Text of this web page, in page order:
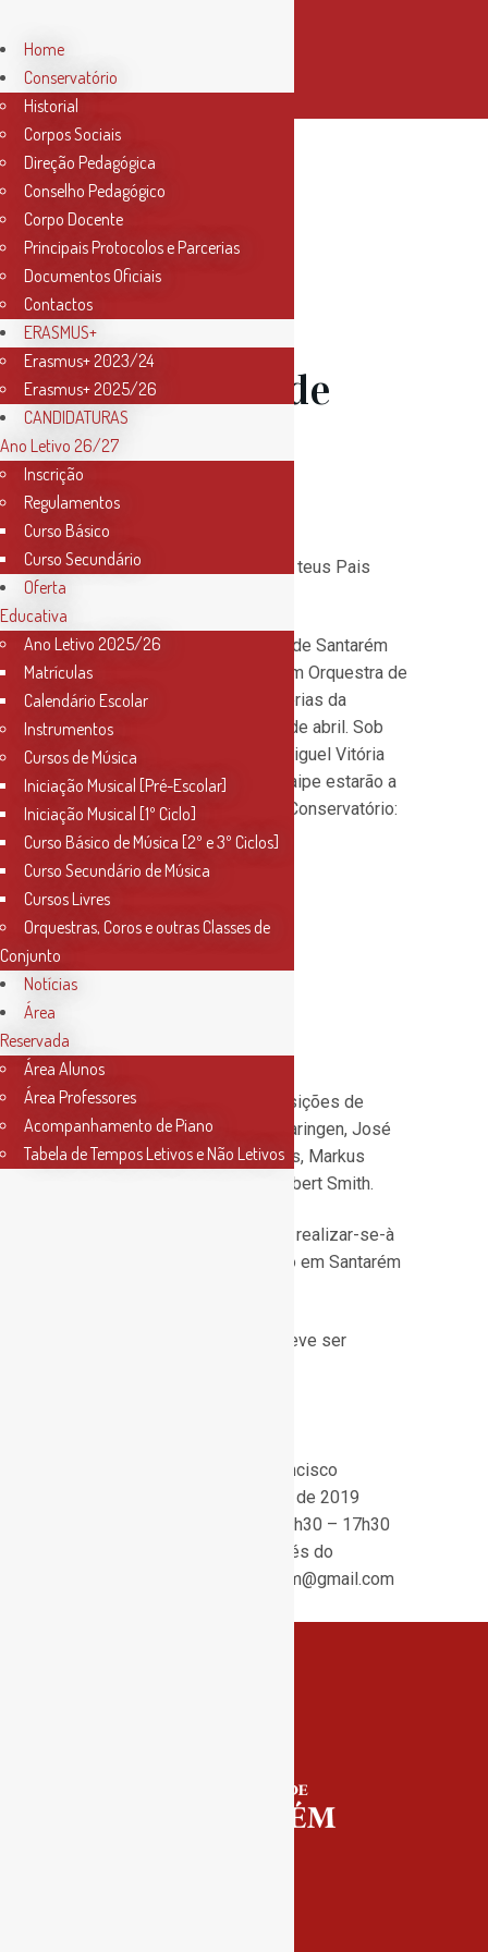
08 Abr
Orquestra de
Sopros e
Percussão
Não vais querer perder e os teus Pais
O Conservatório de Música de Santarém
vai organizar o 1º Estágio em Orquestra de
Sopros e Percussão’ nas Férias da
Páscoa de 2019, de 8 a 12 de abril. Sob
Direção Artística de José Miguel Vitória
Rodrigues, os ensaios de naipe estarão a
cargo dos Professores do Conservatório:
Luís Mota;
Joana Fernandes;
Pedro Gentil;
Sónia Tomás.
Serão interpretadas composições de
James Barnes, James Swearingen, José
Rodrigues, Vaughan Williams, Markus
Gotz, Steven Reinecke e Robert Smith.
O Concerto Final do Estágio realizar-se-à
no Convento de S. Francisco em Santarém
A inscrição é GRATUITA e deve ser
Local: Convento de São Francisco
entre 08 e 12 de Abril de 2019
9h30 – 13h00 / 14h30 – 17h30
Contactar através do
email conservatoriosantarem@gmail.com
Home
Conservatório
Historial
Corpos Sociais
Direção Pedagógica
Conselho Pedagógico
Corpo Docente
Principais Protocolos e Parcerias
Documentos Oficiais
Contactos
ERASMUS+
Erasmus+ 2023/24
Erasmus+ 2025/26
CANDIDATURAS
Ano Letivo 26/27
Inscrição
Regulamentos
Curso Básico
Curso Secundário
Oferta
Educativa
Ano Letivo 2025/26
Matrículas
Calendário Escolar
Instrumentos
Cursos de Música
Iniciação Musical [Pré-Escolar]
Iniciação Musical [1º Ciclo]
Curso Básico de Música [2º e 3º Ciclos]
Curso Secundário de Música
Cursos Livres
Orquestras, Coros e outras Classes de
Conjunto
Notícias
Área
Reservada
Área Alunos
Área Professores
Acompanhamento de Piano
Tabela de Tempos Letivos e Não Letivos